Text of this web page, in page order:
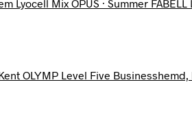
OPUS · Summer
OLYMP Level Five